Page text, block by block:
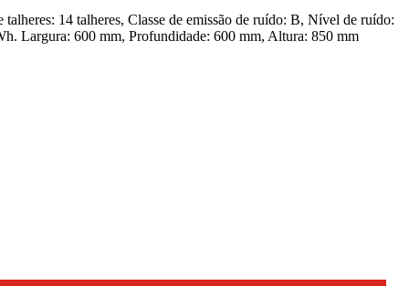
14 talheres, Classe de emissão de ruído: B, Nível de ruído:
Largura: 600 mm, Profundidade: 600 mm, Altura: 850 mm